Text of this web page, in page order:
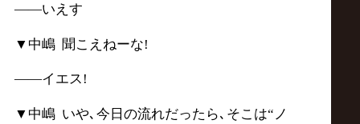
――いえす
▼中嶋 聞こえねーな!
――イエス!
▼中嶋 いや､今日の流れだったら､そこは“ノ